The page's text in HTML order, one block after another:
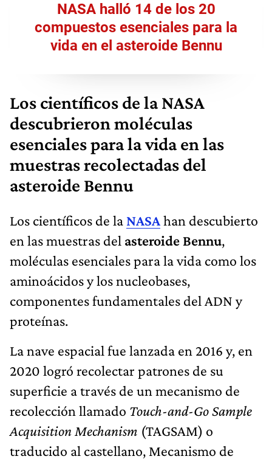
NASA halló 14 de los 20
compuestos esenciales para la
vida en el asteroide Bennu
Los científicos de la NASA
descubrieron moléculas
esenciales para la vida en las
muestras recolectadas del
asteroide Bennu
Los científicos de la NASAhan descubierto
en las muestras del asteroide Bennu,
moléculas esenciales para la vida como los
aminoácidos y los nucleobases,
componentes fundamentales del ADN y
proteínas.
La nave espacial fue lanzada en 2016 y, en
2020 logró recolectar patrones de su
superficie a través de un mecanismo de
recolección llamado Touch-and-Go Sample
Acquisition Mechanism (TAGSAM) o
traducido al castellano, Mecanismo de